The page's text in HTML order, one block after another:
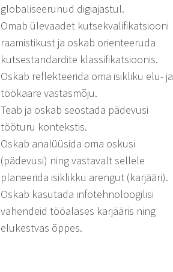
globaliseerunud digiajastul.
Omab ülevaadet kutsekvalifikatsiooni
raamistikust ja oskab orienteeruda
kutsestandardite klassifikatsioonis.
Oskab reflekteerida oma isikliku elu- ja
töökaare vastasmõju.
Teab ja oskab seostada pädevusi
tööturu kontekstis.
Oskab analüüsida oma oskusi
(pädevusi) ning vastavalt sellele
planeerida isiklikku arengut (karjääri).
Oskab kasutada infotehnoloogilisi
vahendeid tööalases karjääris ning
elukestvas õppes.